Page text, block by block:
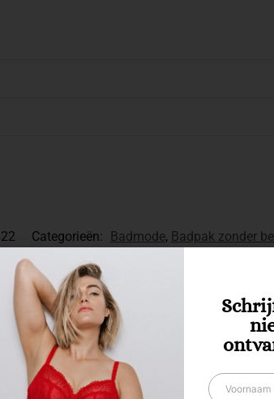
Categorieën: Badmode, Badpak zonder
compleet!